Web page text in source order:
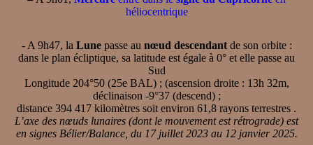
héliocentrique
- A 9h47, la Lunepasse au nœud descendantde son orbite :
dans le plan écliptique, sa latitude est égale à 0° et elle passe au
Sud
Longitude 204°50 (25e BAL) ; (ascension droite : 13h 32m,
déclinaison -9°37 (descend) ;
distance 394 417 kilomètres soit environ 61,8 rayons terrestres .
L’axe des nœuds lunaires (dont le mouvement est rétrograde) est
en signes Bélier/Balance, du 17 juillet 2023 au 12 janvier 2025.